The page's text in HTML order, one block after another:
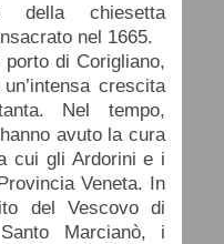
chiesetta
nel 1665.
di Corigliano,
crescita
Nel tempo,
avuto la cura
cui gli Ardorini e i
Veneta. In
del Vescovo di
Marcianò, i